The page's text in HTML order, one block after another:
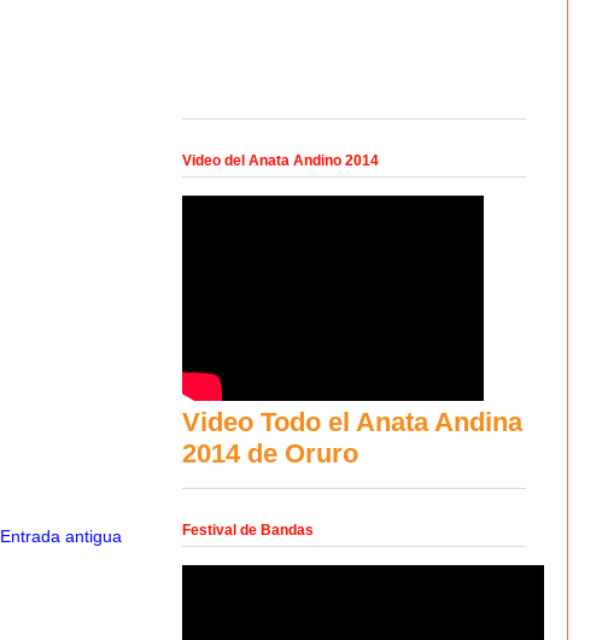
Entrada antigua
Video del Anata Andino 2014
Video Todo el Anata Andina
2014 de Oruro
Festival de Bandas